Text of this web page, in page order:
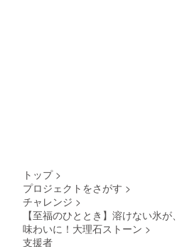
トップ >
プロジェクトをさがす >
チャレンジ >
【至福のひととき】溶けない氷が
味わいに！大理石ストーン >
支援者